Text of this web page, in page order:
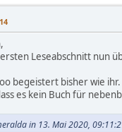
Leseabschnitt nun
begeistert bisher wie ihr.
es kein Buch für
in 13. Mai 2020,